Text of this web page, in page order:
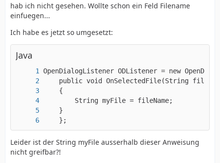
hab ich nicht gesehen. Wollte schon ein Feld Filename
einfuegen...
Ich habe es jetzt so umgesetzt:
Java
  	};
Leider ist der String myFile ausserhalb dieser Anweisung
nicht greifbar?!